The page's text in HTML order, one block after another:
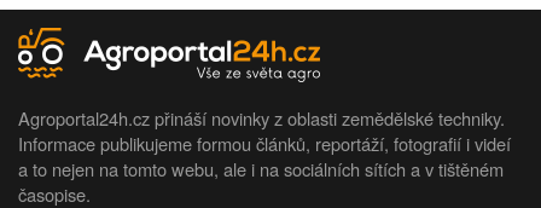
Agroportal24h.cz přináší novinky z oblasti zemědělské techniky.
Informace publikujeme formou článků, reportáží, fotografií i videí
a to nejen na tomto webu, ale i na sociálních sítích a v tištěném
časopise.